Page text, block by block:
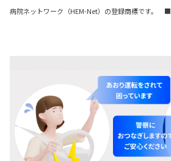
病院ネットワーク（HEM-Net）の登録商標です。 ■